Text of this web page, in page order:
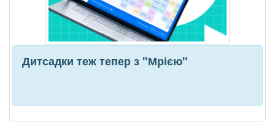
Дитсадки теж тепер з "Мрією"